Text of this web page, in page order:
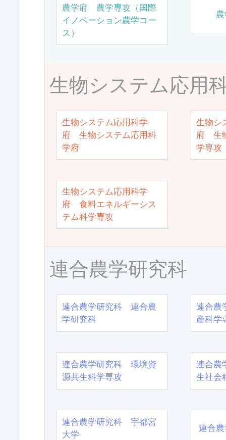
農学府 農学専攻（国際
イノベーション農学コー
ス）
生物システム応用
生物システム応用科学
府 生物システム応用科
学府
生物シ
府 生
学専攻
生物システム応用科学
府 食料エネルギーシス
テム科学専攻
連合農学研究科
連合農学研究科 連合農
学研究科
連合農
産科学
連合農学研究科 環境資
源共生科学専攻
連合農
生社会
連合農学研究科 宇都宮
大学
連合